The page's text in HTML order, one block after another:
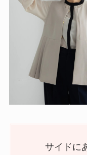
サイドに